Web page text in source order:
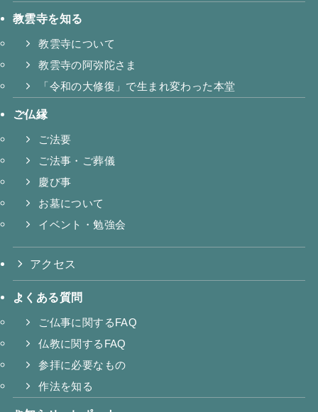
教雲寺を知る
教雲寺について
教雲寺の阿弥陀さま
「令和の大修復」で生まれ変わった本堂
ご仏縁
ご法要
ご法事・ご葬儀
慶び事
お墓について
イベント・勉強会
アクセス
よくある質問
ご仏事に関するFAQ
仏教に関するFAQ
参拝に必要なもの
作法を知る